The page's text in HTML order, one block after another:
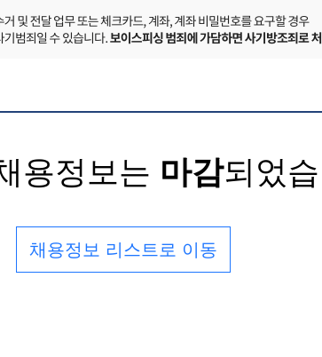
용정보는 마감되었
채용정보 리스트로 이동